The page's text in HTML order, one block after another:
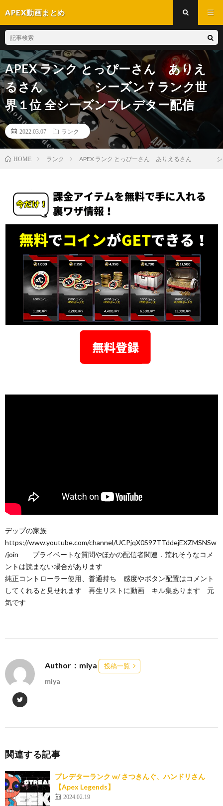
APEX動画まとめ
APEX ランク とっぴーさん ありえ
るさん シーズン７ランク世
界１位 全シーズンプレデター配信
2022.03.07 ランク
HOME ランク APEX ランク とっぴーさん ありえるさん シー
デップの家族
https://www.youtube.com/channel/UCPjqX0S97TTddejEXZMSNSw
/join プライベートな質問やほかの配信者関連．荒れそうなコメ
ントは読まない場合があります
純正コントローラー使用、普通持ち 感度やボタン配置はコメント
してくれると見せれます 再生リストに動画 キル集あります 元
気です
Author：miya 投稿一覧
miya
関連する記事
プレデターランク w/ さつきんぐ、ハンドリさん
【Apex Legends】
2024.02.19